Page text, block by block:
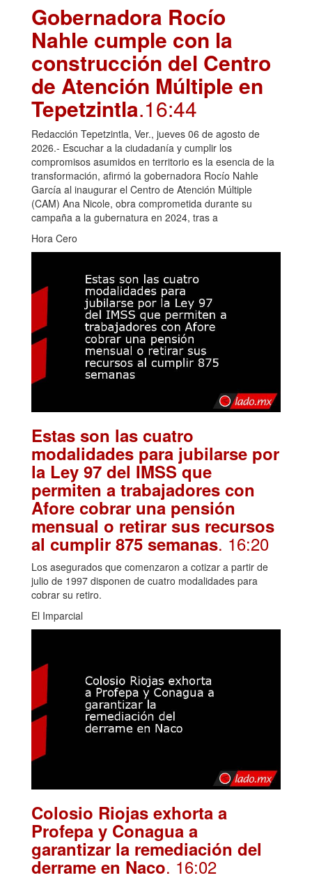
Gobernadora Rocío
Nahle cumple con la
construcción del Centro
de Atención Múltiple en
Tepetzintla.16:44
Redacción Tepetzintla, Ver., jueves 06 de agosto de
2026.- Escuchar a la ciudadanía y cumplir los
compromisos asumidos en territorio es la esencia de la
transformación, afirmó la gobernadora Rocío Nahle
García al inaugurar el Centro de Atención Múltiple
(CAM) Ana Nicole, obra comprometida durante su
campaña a la gubernatura en 2024, tras a
Hora Cero
Estas son las cuatro
modalidades para jubilarse por
la Ley 97 del IMSS que
permiten a trabajadores con
Afore cobrar una pensión
mensual o retirar sus recursos
al cumplir 875 semanas. 16:20
Los asegurados que comenzaron a cotizar a partir de
julio de 1997 disponen de cuatro modalidades para
cobrar su retiro.
El Imparcial
Colosio Riojas exhorta a
Profepa y Conagua a
garantizar la remediación del
derrame en Naco. 16:02